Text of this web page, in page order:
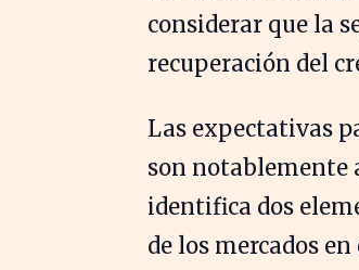
considerar que la
recuperación del
Las expectativas
son notablemente
identifica dos
de los mercados